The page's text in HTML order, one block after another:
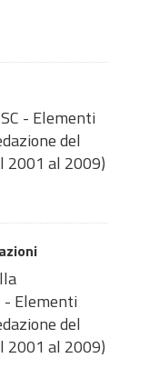
- Elementi
del
2001 al 2009)
Elementi
del
2001 al 2009)